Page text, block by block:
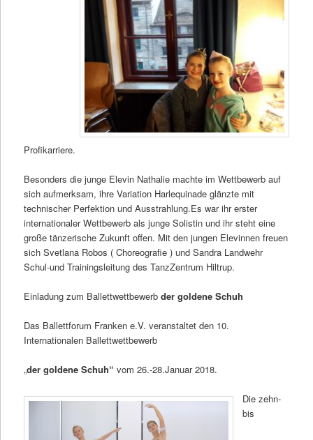
Profikarriere.
Besonders die junge Elevin Nathalie machte im Wettbewerb auf
sich aufmerksam, ihre Variation Harlequinade glänzte mit
technischer Perfektion und Ausstrahlung.Es war ihr erster
internationaler Wettbewerb als junge Solistin und ihr steht eine
große tänzerische Zukunft offen. Mit den jungen Elevinnen freuen
sich Svetlana Robos ( Choreografie ) und Sandra Landwehr
Schul-und Trainingsleitung des TanzZentrum Hiltrup.
Einladung zum Ballettwettbewerbder goldene Schuh
Das Ballettforum Franken e.V. veranstaltet den 10.
Internationalen Ballettwettbewerb
„der goldene Schuh“vom 26.-28.Januar 2018.
Die zehn-
bis